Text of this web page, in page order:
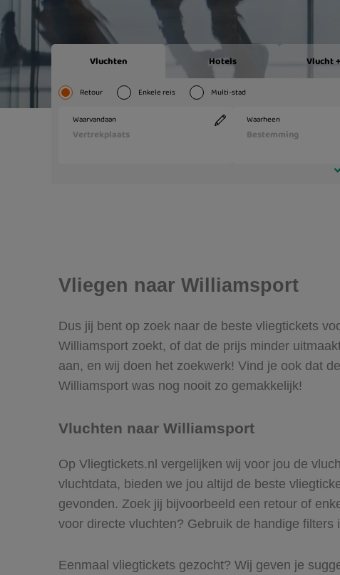
Vliegen naar Williamsport
Dus jij bent op zoek naar de beste vliegtickets
Williamsport zoekt, of dat de prijs minder
aan, en wij doen het zoekwerk! Vind je ook dat
Williamsport was nog nooit zo gemakkelijk!
Vluchten naar Williamsport
Op Vliegtickets.nl vergelijken wij voor jou de
vluchtdata, bieden we jou altijd de beste
gevonden. Zoek jij bijvoorbeeld een retour of
voor directe vluchten? Gebruik de handige
Eenmaal vliegtickets gezocht? Wij geven je